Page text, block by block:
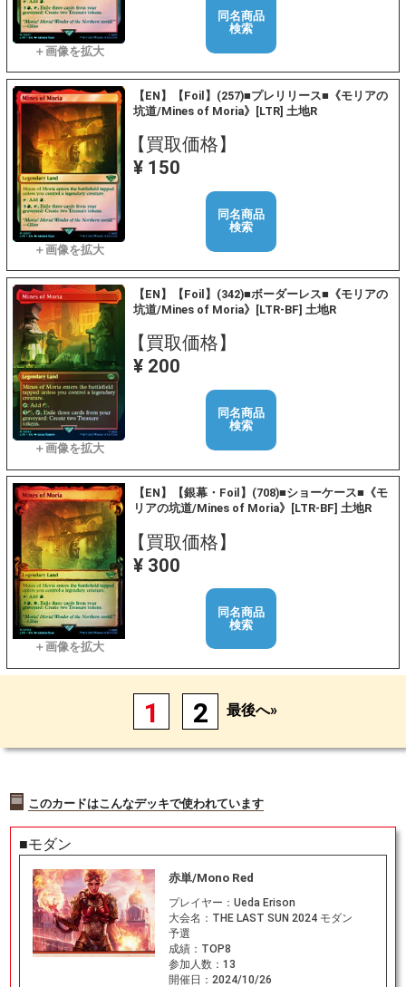
同名商品
検索
【EN】【Foil】(257)■プレリリース■《モリアの
坑道/Mines of Moria》[LTR] 土地R
【買取価格】
¥ 150
同名商品
検索
【EN】【Foil】(342)■ボーダーレス■《モリアの
坑道/Mines of Moria》[LTR-BF] 土地R
【買取価格】
¥ 200
同名商品
検索
【EN】【銀幕・Foil】(708)■ショーケース■《モ
リアの坑道/Mines of Moria》[LTR-BF] 土地R
【買取価格】
¥ 300
同名商品
検索
1 2 最後へ»
このカードはこんなデッキで使われています
■モダン
赤単/Mono Red
プレイヤー： Ueda Erison
大会名： THE LAST SUN 2024 モダン
予選
成績： TOP8
参加人数： 13
開催日： 2024/10/26